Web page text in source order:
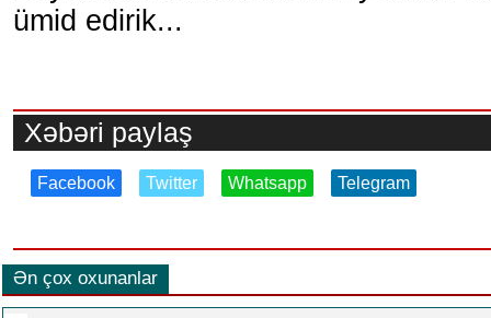
ümid edirik...
Xəbəri paylaş
Facebook Twitter Whatsapp Telegram
Ən çox oxunanlar